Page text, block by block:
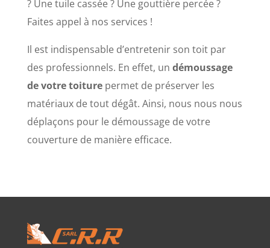
? Une tuile cassée ? Une gouttière percée ?
Faites appel à nos services !
Il est indispensable d’entretenir son toit par
des professionnels. En effet, un démoussage
de votre toiturepermet de préserver les
matériaux de tout dégât. Ainsi, nous nous nous
déplaçons pour le démoussage de votre
couverture de manière efficace.